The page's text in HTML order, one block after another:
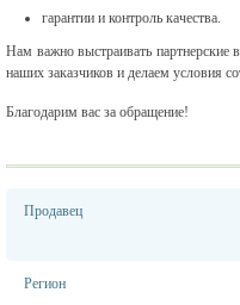
гарантии и контроль качества.
Нам важно выстраивать
наших заказчиков и делаем условия
Благодарим вас за обращение!
Продавец
Регион